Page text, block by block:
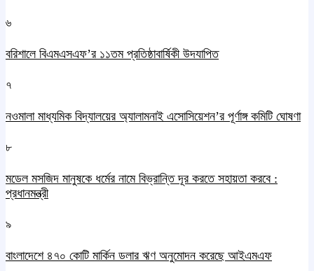
৬
বরিশালে বিএমএসএফ’র ১১তম প্রতিষ্ঠাবার্ষিকী উদযাপিত
৭
নওমালা মাধ্যমিক বিদ্যালয়ের অ্যালামনাই এসোসিয়েশন’র পূর্ণাঙ্গ কমিটি ঘোষণা
৮
মডেল মসজিদ মানুষকে ধর্মের নামে বিভ্রান্তি দূর করতে সহায়তা করবে :
প্রধানমন্ত্রী
৯
বাংলাদেশে ৪৭০ কোটি মার্কিন ডলার ঋণ অনুমোদন করেছে আইএমএফ